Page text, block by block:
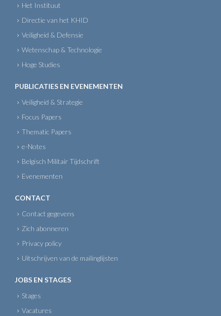
Het Instituut
Directie van het KHID
Veiligheid & Defensie
Wetenschap & Technologie
Hoge Studies
PUBLICATIES EN EVENEMENTEN
Veiligheid & Strategie
Focus Papers
Thematic Papers
e-Notes
Belgisch Militair Tijdschrift
Evenementen
CONTACT
Contact gegevens
Zich abonneren
Privacy policy
Uitschrijven van de mailinglijsten
JOBS EN STAGES
Stages
Vacatures